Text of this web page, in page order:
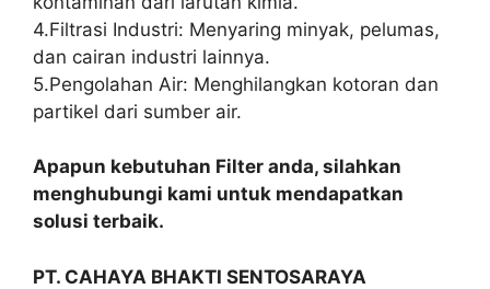
4.Filtrasi Industri: Menyaring minyak, pelumas,
dan cairan industri lainnya.
5.Pengolahan Air: Menghilangkan kotoran dan
partikel dari sumber air.
Apapun kebutuhan Filter anda, silahkan
menghubungi kami untuk mendapatkan
solusi terbaik.
PT. CAHAYA BHAKTI SENTOSARAYA